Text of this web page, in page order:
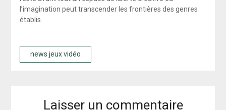
l’imagination peut transcender les frontières des genres
établis.
news jeux vidéo
Laisser un commentaire